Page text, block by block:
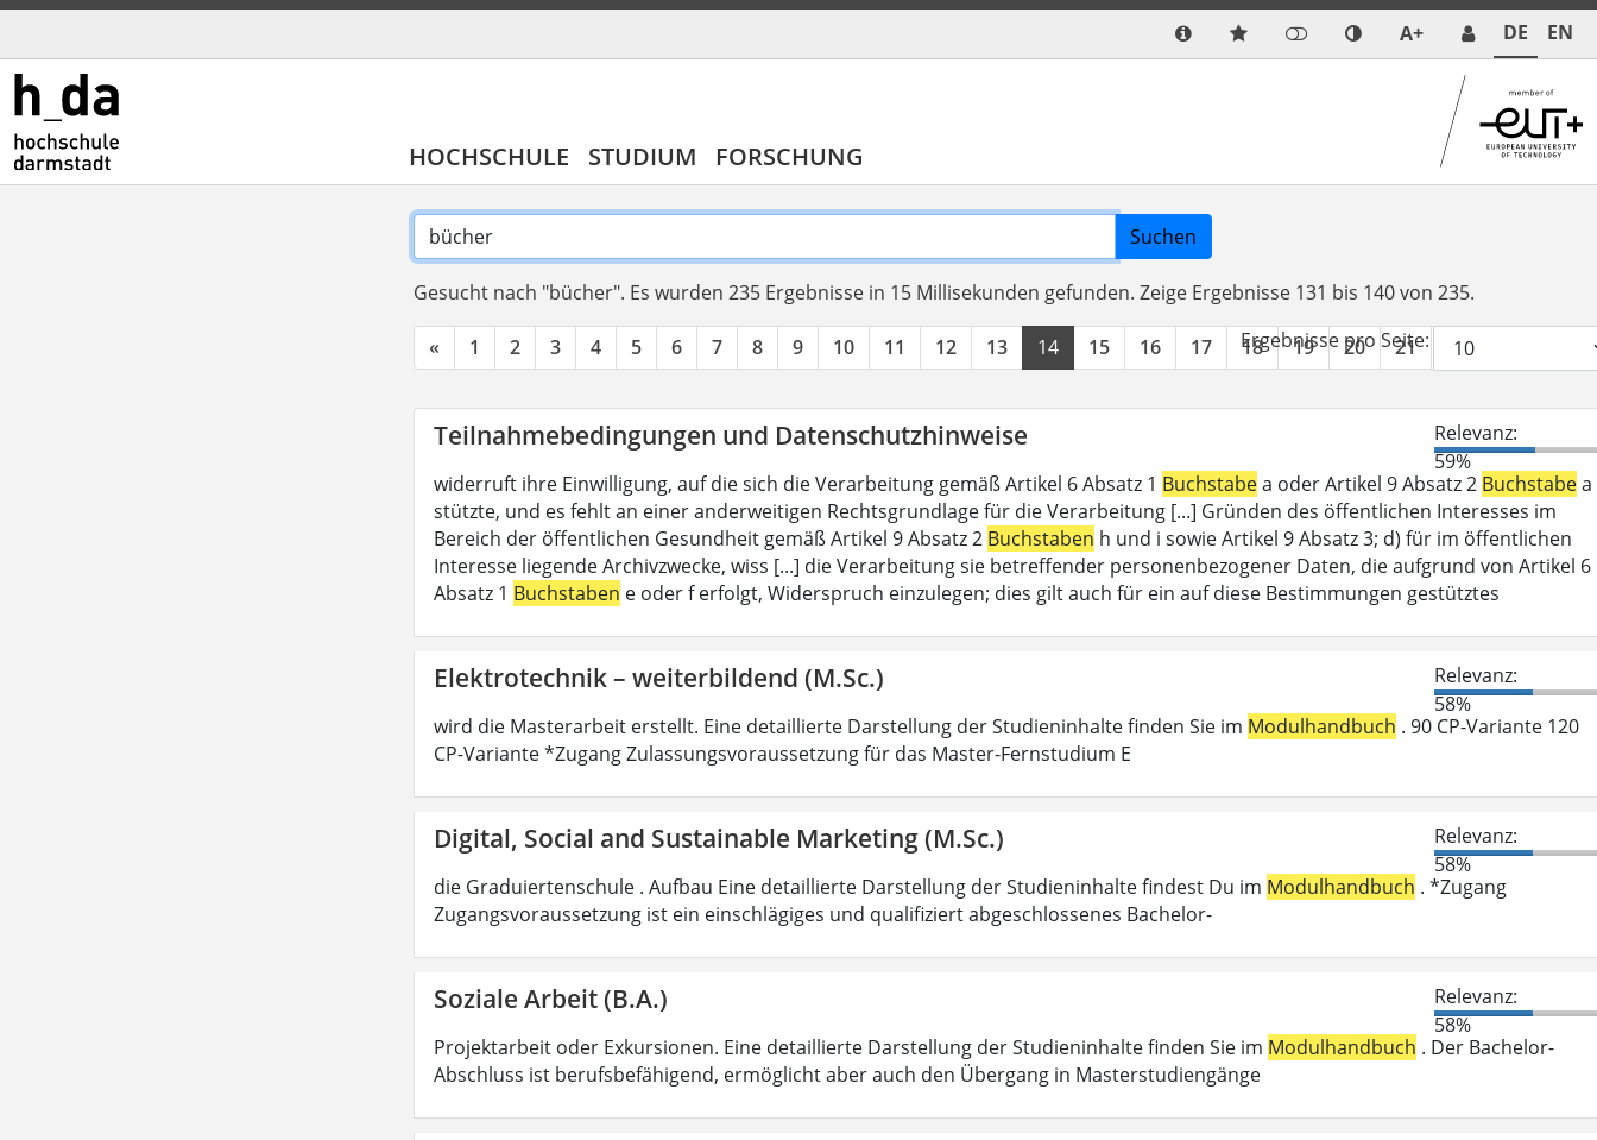
A+ DE EN
HOCHSCHULE STUDIUM FORSCHUNG
Suchen
Gesucht nach "bücher". Es wurden 235 Ergebnisse in 15 Millisekunden gefunden. Zeige Ergebnisse 131 bis 140 von 235.
« 1 2 3 4 5 6 7 8 9 10 11 12 13 14 15 16 17 18 19 20 21 22
Ergebnisse pro Seite:
Teilnahmebedingungen und Datenschutzhinweise
Relevanz:
59%
widerruft ihre Einwilligung, auf die sich die Verarbeitung gemäß Artikel 6 Absatz 1 Buchstabea oder Artikel 9 Absatz 2 Buchstabea
stützte, und es fehlt an einer anderweitigen Rechtsgrundlage für die Verarbeitung [...] Gründen des öffentlichen Interesses im
Bereich der öffentlichen Gesundheit gemäß Artikel 9 Absatz 2 Buchstaben h und i sowie Artikel 9 Absatz 3; d) für im öffentlichen
Interesse liegende Archivzwecke, wiss [...] die Verarbeitung sie betreffender personenbezogener Daten, die aufgrund von Artikel 6
Absatz 1 Buchstaben e oder f erfolgt, Widerspruch einzulegen; dies gilt auch für ein auf diese Bestimmungen gestütztes
Elektrotechnik – weiterbildend (M.Sc.)
Relevanz:
58%
wird die Masterarbeit erstellt. Eine detaillierte Darstellung der Studieninhalte finden Sie im Modulhandbuch . 90 CP-Variante 120
CP-Variante *Zugang Zulassungsvoraussetzung für das Master-Fernstudium E
Digital, Social and Sustainable Marketing (M.Sc.)
Relevanz:
58%
die Graduiertenschule . Aufbau Eine detaillierte Darstellung der Studieninhalte findest Du im Modulhandbuch . *Zugang
Zugangsvoraussetzung ist ein einschlägiges und qualifiziert abgeschlossenes Bachelor-
Soziale Arbeit (B.A.)
Relevanz:
58%
Projektarbeit oder Exkursionen. Eine detaillierte Darstellung der Studieninhalte finden Sie im Modulhandbuch . Der Bachelor-
Abschluss ist berufsbefähigend, ermöglicht aber auch den Übergang in Masterstudiengänge